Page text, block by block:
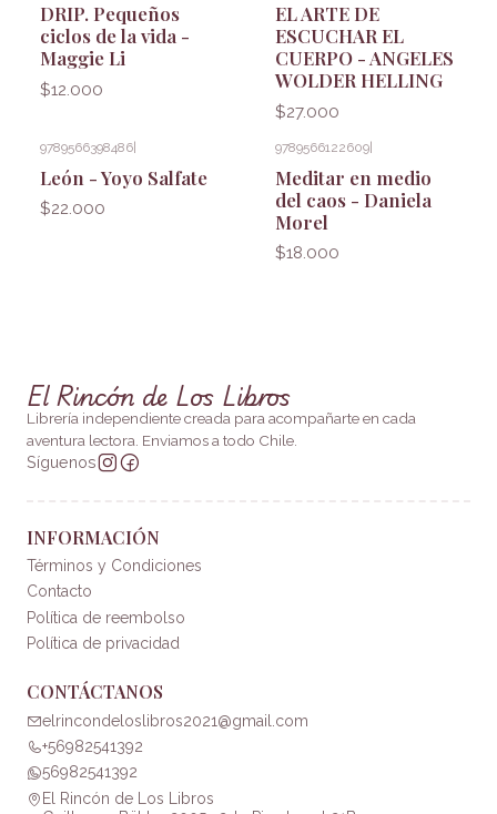
DRIP. Pequeños
ciclos de la vida -
Maggie Li
$12.000
EL ARTE DE
ESCUCHAR EL
CUERPO - ANGELES
WOLDER HELLING
$27.000
9789566398486|
León - Yoyo Salfate
$22.000
9789566122609|
Meditar en medio
del caos - Daniela
Morel
$18.000
El Rincón de Los Libros
Librería independiente creada para acompañarte en cada
aventura lectora. Enviamos a todo Chile.
Síguenos
INFORMACIÓN
Términos y Condiciones
Contacto
Política de reembolso
Política de privacidad
CONTÁCTANOS
elrincondeloslibros2021@gmail.com
+56982541392
56982541392
El Rincón de Los Libros